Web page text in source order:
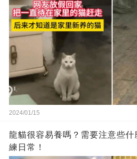
2024/01/15
龍貓很容易養嗎？需要注意些什
練日常！